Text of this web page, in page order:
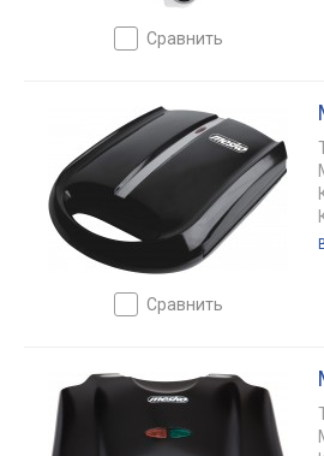
сравнить
сравнить